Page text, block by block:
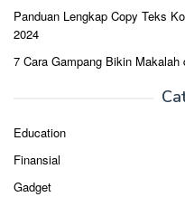
Panduan Lengkap Copy Teks
2024
7 Cara Gampang Bikin
Education
Finansial
Gadget